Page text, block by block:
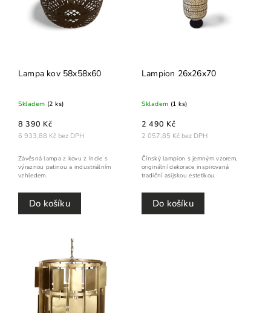
Lampa kov 58x58x60
Skladem (2 ks)
6 933,88 Kč bez DPH
8 390 Kč
Do košíku
Závěsná lampa z kovu z Indie s
výraznou patinou a industriálním
vzhledem.
Lampion 26x26x70
Skladem (1 ks)
2 057,85 Kč bez DPH
2 490 Kč
Do košíku
Čínský lampion s jemným vzorem,
originální dekorace inspirovaná
tradiční asijskou estetikou.